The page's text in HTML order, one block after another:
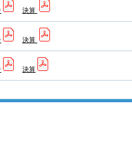
決算
決算
決算